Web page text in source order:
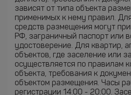
зависят от типа объекта
применимых к нему правил.
средств размещения могут
РФ, заграничный паспорт или
удостоверение. Для квартир,
объектов, где заселение или
осуществляется по правилам
объекта, требования к
объектом размещения. Часы
регистрации 14:00 - 20:00.